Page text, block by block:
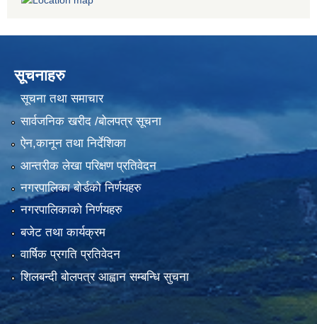
सूचनाहरु
सूचना तथा समाचार
सार्वजनिक खरीद /बोलपत्र सूचना
ऐन,कानून तथा निर्देशिका
आन्तरीक लेखा परिक्षण प्रतिवेदन
नगरपालिका बोर्डको निर्णयहरु
नगरपालिकाको निर्णयहरु
बजेट तथा कार्यक्रम
वार्षिक प्रगति प्रतिवेदन
शिलबन्दी बोलपत्र आह्वान सम्बन्धि सुचना